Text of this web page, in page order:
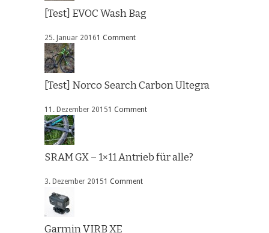
[Test] EVOC Wash Bag
25. Januar 20161 Comment
[Test] Norco Search Carbon Ultegra
11. Dezember 20151 Comment
SRAM GX – 1×11 Antrieb für alle?
3. Dezember 20151 Comment
Garmin VIRB XE